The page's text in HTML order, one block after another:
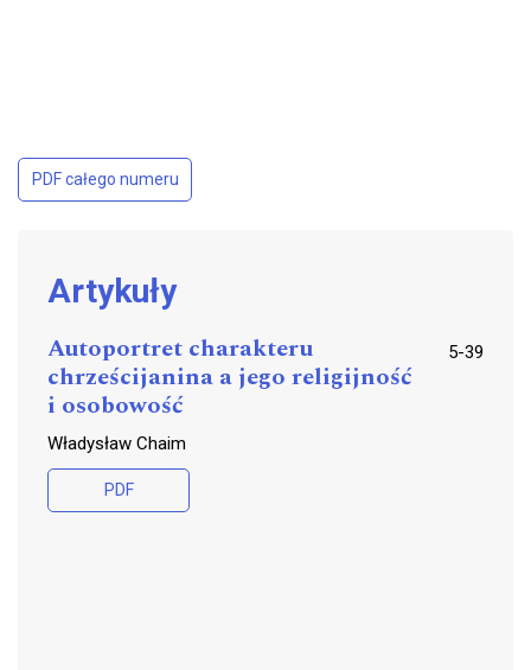
PDF całego numeru
Artykuły
Autoportret charakteru
chrześcijanina a jego religijność
i osobowość
5-39
Władysław Chaim
PDF